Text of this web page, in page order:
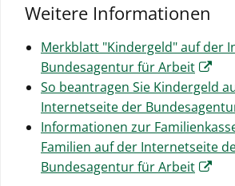
Weitere Informationen
Merkblatt "Kindergeld" auf der
Bundesagentur für Arbeit
So beantragen Sie Kindergeld
Internetseite der
Informationen zur
Familien auf der Internetseite
Bundesagentur für Arbeit